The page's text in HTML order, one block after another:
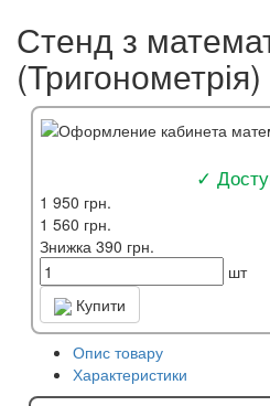
Стенд з
✓
1 950 грн.
1 560 грн.
Знижка 390 грн.
шт
Купити
Опис товару
Характеристики